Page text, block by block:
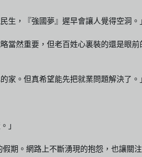
生，『強國夢』遲早會讓人覺得空洞。
當然重要，但老百姓心裏裝的還是眼
家。但真希望能先把就業問題解決了。
」
期。網路上不斷湧現的抱怨，也讓關